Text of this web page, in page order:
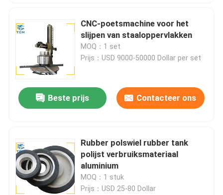
CNC-poetsmachine voor het
slijpen van staaloppervlakken
MOQ：1 set
Prijs：USD 9000-50000 Dollar per set
Beste prijs Contacteer ons
Rubber polswiel rubber tank
polijst verbruiksmateriaal
aluminium
MOQ：1 stuk
Prijs：USD 25-80 Dollar